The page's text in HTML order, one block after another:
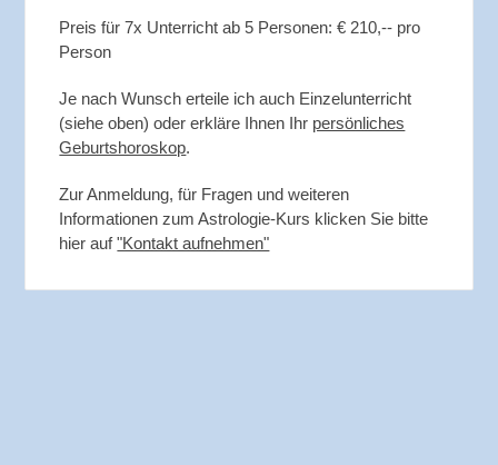
Preis für 7x Unterricht ab 5 Personen: € 210,-- pro
Person
Je nach Wunsch erteile ich auch Einzelunterricht
(siehe oben) oder erkläre Ihnen Ihr persönliches
Geburtshoroskop.
Zur Anmeldung, für Fragen und weiteren
Informationen zum Astrologie-Kurs klicken Sie bitte
hier auf "Kontakt aufnehmen"